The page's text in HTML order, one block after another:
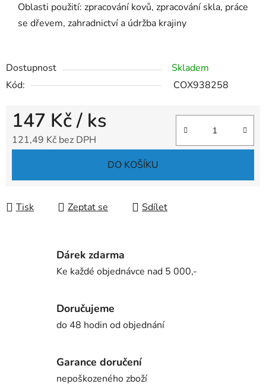
Oblasti použití: zpracování kovů, zpracování skla, práce
se dřevem, zahradnictví a údržba krajiny
Dostupnost
Skladem
Kód:
COX938258
147 Kč/ ks
121,49 Kč bez DPH
DO KOŠÍKU
Tisk Zeptat se Sdílet
Dárek zdarma
Ke každé objednávce nad 5 000,-
Doručujeme
do 48 hodin od objednání
Garance doručení
nepoškozeného zboží